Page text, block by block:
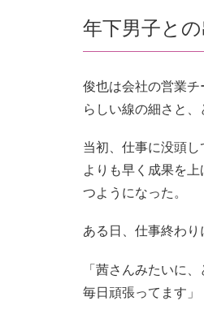
年下男子と
俊也は会社の営業
らしい線の細さと、
当初、仕事に没頭
よりも早く成果を
つようになった。
ある日、仕事終わ
「茜さんみたいに
毎日頑張ってます」